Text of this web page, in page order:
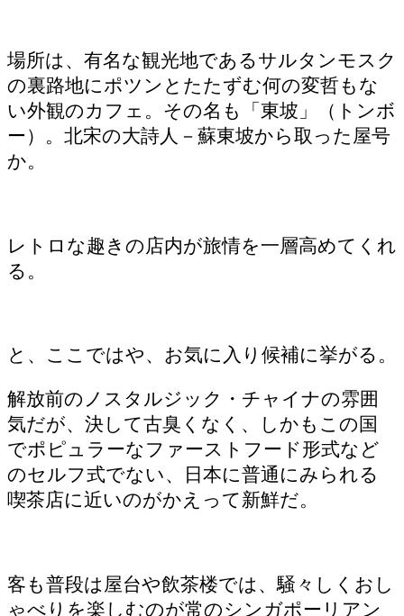
場所は、有名な観光地であるサルタンモスク
の裏路地にポツンとたたずむ何の変哲もな
い外観のカフェ。その名も「東坡」（トンボ
ー）。北宋の大詩人－蘇東坡から取った屋号
か。
レトロな趣きの店内が旅情を一層高めてくれ
る。
と、ここではや、お気に入り候補に挙がる。
解放前のノスタルジック・チャイナの雰囲
気だが、決して古臭くなく、しかもこの国
でポピュラーなファーストフード形式など
のセルフ式でない、日本に普通にみられる
喫茶店に近いのがかえって新鮮だ。
客も普段は屋台や飲茶楼では、騒々しくおし
ゃべりを楽しむのが常のシンガポーリアン